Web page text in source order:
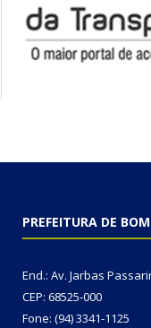
PREFEITURA DE
End.: Av. Jarbas
CEP: 68525-000
Fone: (94) 3341-1125